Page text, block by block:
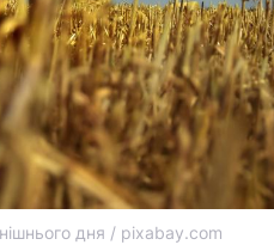
дня / pixabay.com